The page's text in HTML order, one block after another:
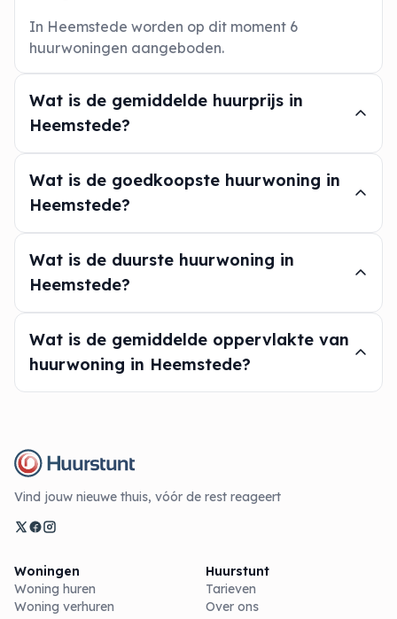
In Heemstede worden op dit moment 6
huurwoningen aangeboden.
Wat is de gemiddelde huurprijs in
Heemstede?
Wat is de goedkoopste huurwoning in
Heemstede?
Wat is de duurste huurwoning in
Heemstede?
Wat is de gemiddelde oppervlakte van
huurwoning in Heemstede?
Vind jouw nieuwe thuis, vóór de rest reageert
Woningen
Woning huren
Woning verhuren
Huurstunt
Tarieven
Over ons